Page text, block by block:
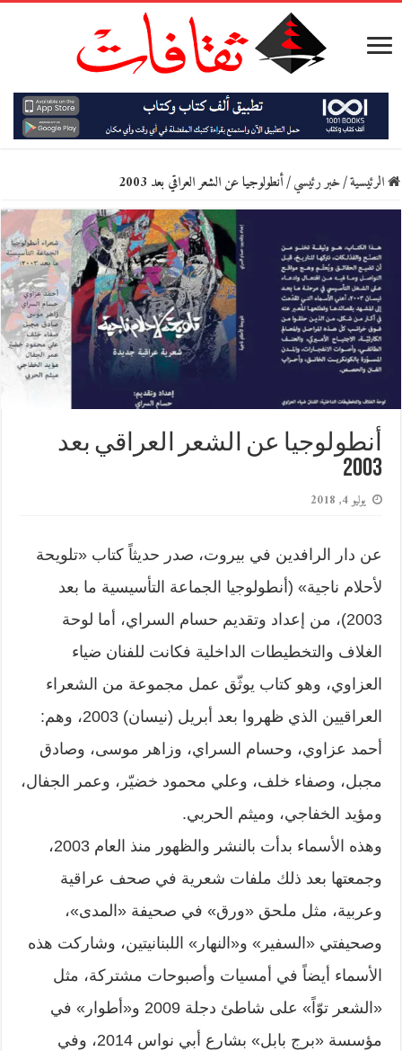
الرئيسية/خبر رئيسي/أنطولوجيا عن الشعر العراقي بعد 2003
أنطولوجيا عن الشعر العراقي بعد
2003
يوليو 4, 2018
عن دار الرافدين في بيروت، صدر حديثاً كتاب «تلويحة
لأحلام ناجية» (أنطولوجيا الجماعة التأسيسية ما بعد
2003)، من إعداد وتقديم حسام السراي، أما لوحة
الغلاف والتخطيطات الداخلية فكانت للفنان ضياء
العزاوي، وهو كتاب يوثّق عمل مجموعة من الشعراء
العراقيين الذي ظهروا بعد أبريل (نيسان) 2003، وهم:
أحمد عزاوي، وحسام السراي، وزاهر موسى، وصادق
مجبل، وصفاء خلف، وعلي محمود خضيّر، وعمر الجفال،
ومؤيد الخفاجي، وميثم الحربي.
وهذه الأسماء بدأت بالنشر والظهور منذ العام 2003،
وجمعتها بعد ذلك ملفات شعرية في صحف عراقية
وعربية، مثل ملحق «ورق» في صحيفة «المدى»،
وصحيفتي «السفير» و«النهار» اللبنانيتين، وشاركت هذه
الأسماء أيضاً في أمسيات وأصبوحات مشتركة، مثل
«الشعر توّاً» على شاطئ دجلة 2009 و«أطوار» في
مؤسسة «برج بابل» بشارع أبي نواس 2014، وفي